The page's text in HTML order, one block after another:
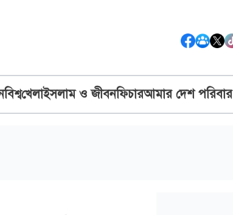
বিশ্বখেলাইসলাম ও জীবনফিচারআমার দেশ পরিবার